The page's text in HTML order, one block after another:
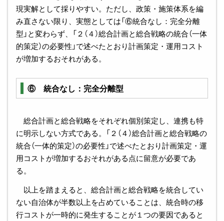
現実解として採りやすい。ただし、政策・施策体系を編
み直さない限り、実態としては「⑥統合なし：完全分離
型」と変わらず、「２（４）総合計画と総合戦略の統合（一体
的策定）の必要性」で述べたとおり計画策定・運用コスト
が増加するおそれがある。
⑥ 統合なし：完全分離型
総合計画と総合戦略をそれぞれ個別策定し、連携も特
に明示しない方式である。「２（４）総合計画と総合戦略の
統合（一体的策定）の必要性」で述べたとおり計画策定・運
用コストが増加するおそれがある点に留意が必要であ
る。
以上を踏まえると、総合計画と総合戦略を統合してい
ない自治体が半数以上を占めていることは、統合時の移
行コストが一時的に発生することが１つの要因であると